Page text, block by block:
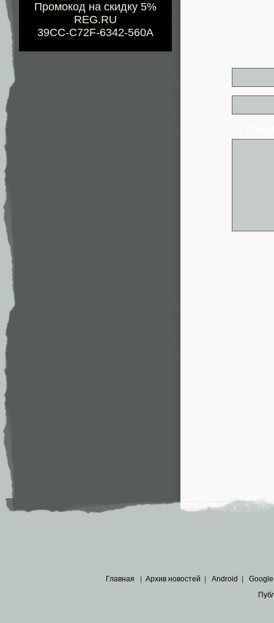
Промокод на скидку 5%
REG.RU
39CC-C72F-6342-560A
Главная Архив новостей Android Google